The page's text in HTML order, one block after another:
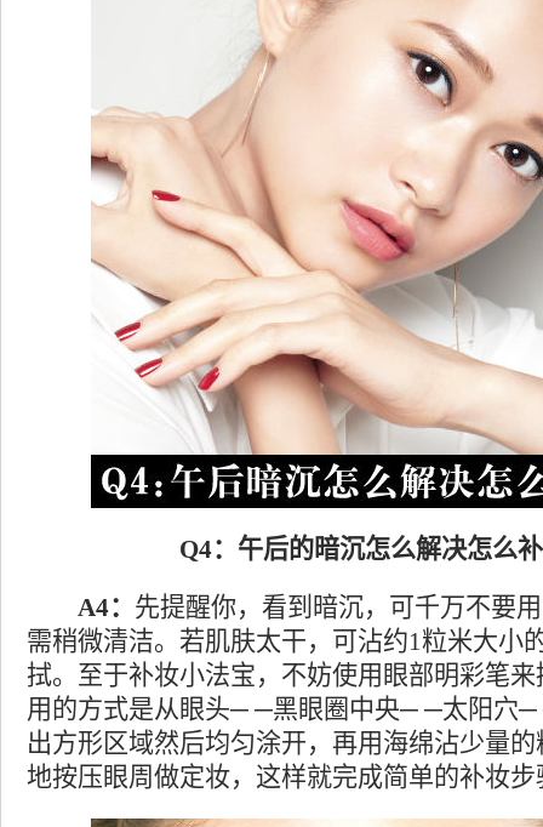
Q4：午后的暗沉怎么解决怎么
A4： 先提醒你，看到暗沉，可千万不要
需稍微清洁。若肌肤太干，可沾约1粒米大小
拭。至于补妆小法宝，不妨使用眼部明彩笔
用的方式是从眼头─ ─黑眼圈中央─ ─太阳穴
出方形区域然后均匀涂开，再用海绵沾少量
地按压眼周做定妆，这样就完成简单的补妆步